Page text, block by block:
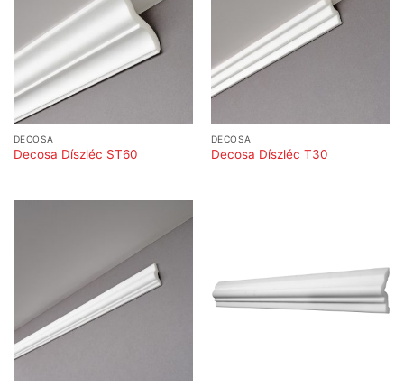
DECOSA
Decosa Díszléc ST60
DECOSA
Decosa Díszléc T30